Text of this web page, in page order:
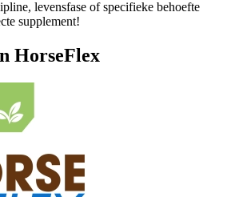
levensfase of specifieke behoefte
supplement!
HorseFlex